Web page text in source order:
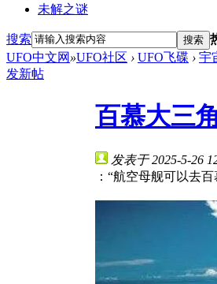
未解之谜
搜索 搜索
UFO中文网 »UFO社区 › UFO飞碟 › 宇
发新帖
百慕大三
发表于 2025-5-26
：“航空母舰可以去